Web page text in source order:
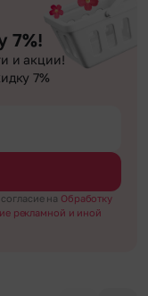
7%!
и акции!
7%
на Обработку
рекламной и иной